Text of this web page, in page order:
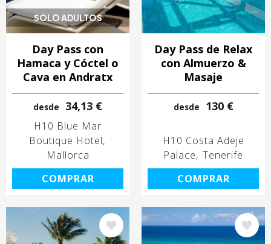
SOLO ADULTOS
Day Pass con
Hamaca y Cóctel o
Cava en Andratx
desde 34,13 €
H10 Blue Mar
Boutique Hotel
Mallorca
COMPRAR
Day Pass de Relax
con Almuerzo &
Masaje
desde 130 €
H10 Costa Adeje
Palace Tenerife
COMPRAR
Image Image